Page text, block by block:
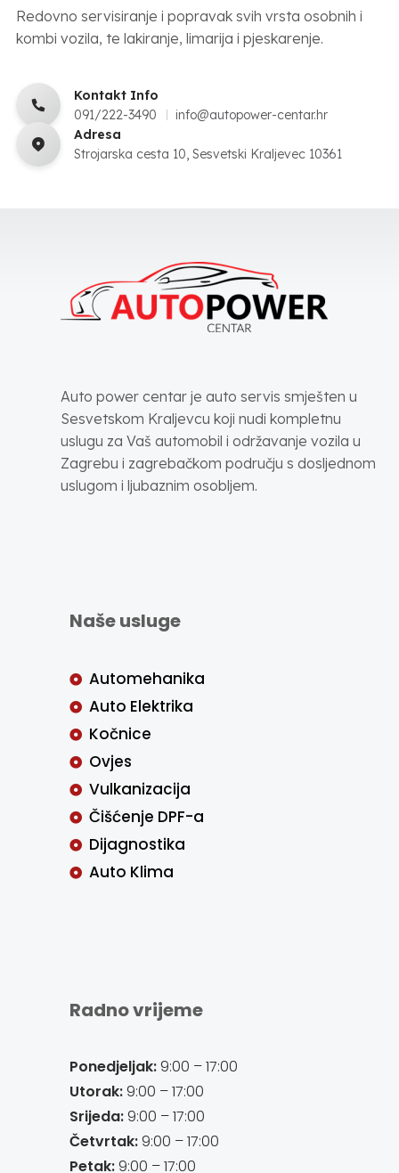
Redovno servisiranje i popravak svih vrsta osobnih i
kombi vozila, te lakiranje, limarija i pjeskarenje.
Kontakt Info
091/222-3490
info@autopower-centar.hr
Adresa
Strojarska cesta 10, Sesvetski Kraljevec 10361
Auto power centar je auto servis smješten u
Sesvetskom Kraljevcu koji nudi kompletnu
uslugu za Vaš automobil i održavanje vozila u
Zagrebu i zagrebačkom području s dosljednom
uslugom i ljubaznim osobljem.
Naše usluge
Automehanika
Auto Elektrika
Kočnice
Ovjes
Vulkanizacija
Čišćenje DPF-a
Dijagnostika
Auto Klima
Radno vrijeme
Ponedjeljak:9:00 – 17:00
Utorak:9:00 – 17:00
Srijeda:9:00 – 17:00
Četvrtak:9:00 – 17:00
Petak:9:00 – 17:00